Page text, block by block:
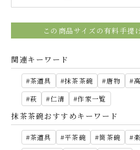
この商品サイズの有料手提
関連キーワード
茶道具 抹茶茶碗 唐物
萩
仁清 作家一覧
抹茶茶碗おすすめキーワード
茶道具 平茶碗 筒茶碗